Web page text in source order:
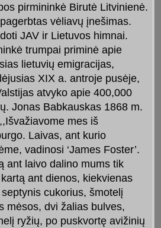
pirmininkė Birutė Litvinienė.
vėliavų įnešimas.
JAV ir Lietuvos himnai.
trumpai priminė apie
lietuvių emigracijas,
XIX a. antroje pusėje,
atvyko apie 400,000
Jonas Babkauskas 1868 m.
mes iš
Laivas, ant kurio
vadinosi ‘James Foster’.
ant laivo dalino mums tik
ant dienos, kiekvienas
cukorius, šmotelį
mėsos, dvi žalias bulves,
ryžių, po puskvortę avižinių